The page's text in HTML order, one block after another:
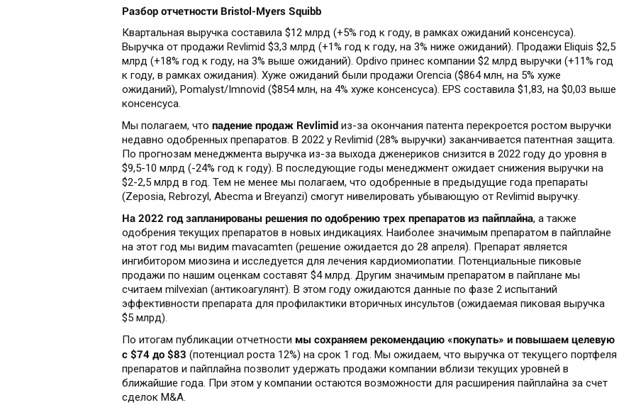
Разбор отчетности Bristol-Myers Squibb
Квартальная выручка составила $12 млрд (+5% год к году, в рамках ожиданий консенсуса).
Выручка от продажи Revlimid $3,3 млрд (+1% год к году, на 3% ниже ожиданий). Продажи Eliquis $2,5
млрд (+18% год к году, на 3% выше ожиданий). Opdivo принес компании $2 млрд выручки (+11% год
к году, в рамках ожидания). Хуже ожиданий были продажи Orencia ($864 млн, на 5% хуже
ожиданий), Pomalyst/Imnovid ($854 млн, на 4% хуже консенсуса). EPS составила $1,83, на $0,03 выше
консенсуса.
Мы полагаем, что падение продаж Revlimid из-за окончания патента перекроется ростом выручки
недавно одобренных препаратов. В 2022 у Revlimid (28% выручки) заканчивается патентная защита.
По прогнозам менеджмента выручка из-за выхода дженериков снизится в 2022 году до уровня в
$9,5-10 млрд (-24% год к году). В последующие годы менеджмент ожидает снижения выручки на
$2-2,5 млрд в год. Тем не менее мы полагаем, что одобренные в предыдущие года препараты
(Zeposia, Rebrozyl, Abecma и Breyanzi) смогут нивелировать убывающую от Revlimid выручку.
На 2022 год запланированы решения по одобрению трех препаратов из пайплайна, а также
одобрения текущих препаратов в новых индикациях. Наиболее значимым препаратом в пайплайне
на этот год мы видим mavacamten (решение ожидается до 28 апреля). Препарат является
ингибитором миозина и исследуется для лечения кардиомиопатии. Потенциальные пиковые
продажи по нашим оценкам составят $4 млрд. Другим значимым препаратом в пайплане мы
считаем milvexian (антикоагулянт). В этом году ожидаются данные по фазе 2 испытаний
эффективности препарата для профилактики вторичных инсультов (ожидаемая пиковая выручка
$5 млрд).
По итогам публикации отчетности мы сохраняем рекомендацию «покупать» и повышаем целевую
с $74 до $83 (потенциал роста 12%) на срок 1 год. Мы ожидаем, что выручка от текущего портфеля
препаратов и пайплайна позволит удержать продажи компании вблизи текущих уровней в
ближайшие года. При этом у компании остаются возможности для расширения пайплайна за счет
сделок M&A.